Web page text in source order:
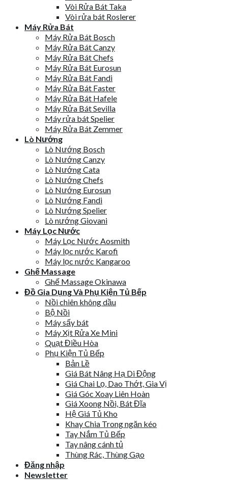
Vòi Rửa Bát Taka
Vòi rửa bát Roslerer
Máy Rửa Bát
Máy Rửa Bát Bosch
Máy Rửa Bát Canzy
Máy Rửa Bát Chefs
Máy Rửa Bát Eurosun
Máy Rửa Bát Fandi
Máy Rửa Bát Faster
Máy Rửa Bát Hafele
Máy Rửa Bát Sevilla
Máy rửa bát Spelier
Máy Rửa Bát Zemmer
Lò Nướng
Lò Nướng Bosch
Lò Nướng Canzy
Lò Nướng Cata
Lò Nướng Chefs
Lò Nướng Eurosun
Lò Nướng Fandi
Lò Nướng Spelier
Lò nướng Giovani
Máy Lọc Nước
Máy Lọc Nước Aosmith
Máy lọc nước Karofi
Máy lọc nước Kangaroo
Ghế Massage
Ghế Massage Okinawa
Đồ Gia Dụng Và Phụ Kiện Tủ Bếp
Nồi chiên không dầu
Bộ Nồi
Máy sấy bát
Máy Xịt Rửa Xe Mini
Quạt Điều Hòa
Phụ Kiện Tủ Bếp
Bản Lề
Giá Bát Nâng Hạ Di Động
Giá Chai Lọ, Dao Thớt, Gia Vị
Giá Góc Xoay Liên Hoàn
Giá Xoong Nồi, Bát Đĩa
Hệ Giá Tủ Kho
Khay Chia Trong ngăn kéo
Tay Nắm Tủ Bếp
Tay nâng cánh tủ
Thùng Rác, Thùng Gạo
Đăng nhập
Newsletter